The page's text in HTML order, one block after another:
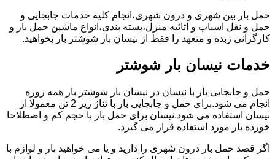
حمل بار بین شهری و درون شهری،انجام کلیه خدمات جابجایی و
حمل و نقل اسباب و اثاثیه منزل،بسته بندی،انواع ماشین حمل بار و
کارگرانی زبده و متعهد را فقط از نیسان بار شوشتر بار بخواهید.
خدمات نیسان بار شوشتر
حمل و جابجایی بار با نیسان در نیسان بار شوشتر بار همه روزه
انجام می شود.برای حمل و جابجایی بار با تناژ زیر 2 تن معمولا از
نیسان استفاده می شود.نیسان برای حمل بار با حجم کم و اصطلاحا
خورده بار مورد استفاده قرار می گیرد.
اگر قصد حمل بار درون شهری را دارید و یا می خواهید بار و لوازم با